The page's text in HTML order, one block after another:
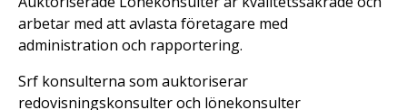
arbetar med att avlasta företagare med
administration och rapportering.
Srf konsulterna som auktoriserar
redovisningskonsulter och lönekonsulter